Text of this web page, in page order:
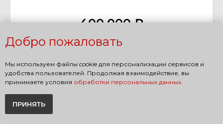
400,000 ₽
Сервис по организации в
Добро пожаловать
Мы используем файлы cookie для персонализации сервисов и
удобства пользователей. Продолжая взаимодействие, вы
принимаете условия обработки персональных данных.
ПРИНЯТЬ